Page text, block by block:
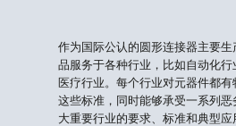
作为国际公认的圆形连接器主要
品服务于各种行业，比如自动化
医疗行业。每个行业对元器件都
这些标准，同时能够承受一系列
大重要行业的要求、标准和典型